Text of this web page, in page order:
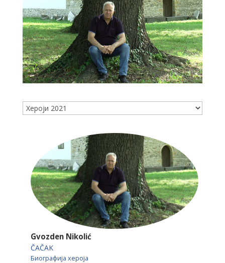
Gvozden Nikolić
ČAČAK
Биографија хероја